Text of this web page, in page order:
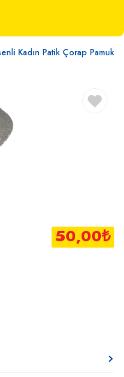
Kadın Patik Çorap Pamuk
50,00₺